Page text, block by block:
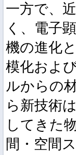
一方で、
く、電子
機の進化
模化およ
ルからの
ら新技術
してきた
間・空間